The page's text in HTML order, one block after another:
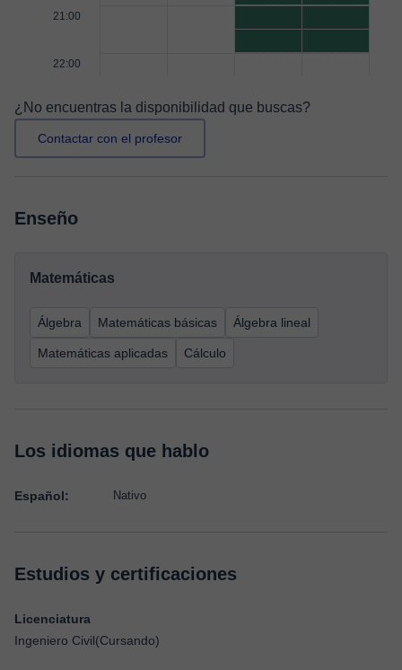
21:00
22:00
¿No encuentras la disponibilidad que buscas?
Contactar con el profesor
Enseño
Matemáticas
Álgebra Matemáticas básicas Álgebra lineal
Matemáticas aplicadas Cálculo
Los idiomas que hablo
Español: Nativo
Estudios y certificaciones
Licenciatura
Ingeniero Civil(Cursando)